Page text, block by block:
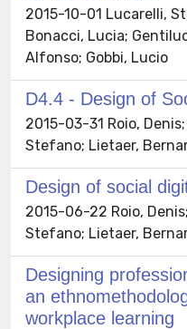
2015-10-01 Lucarelli,
Bonacci, Lucia;
Alfonso; Gobbi, Lucio
D4.4 - Design of
2015-03-31 Roio,
Stefano; Lietaer,
Design of social
2015-06-22 Roio,
Stefano; Lietaer,
Designing
an
workplace learning